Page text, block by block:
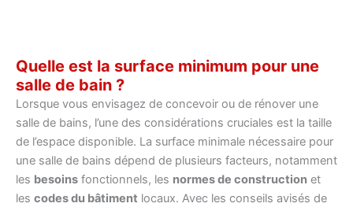
Quelle est la surface minimum pour une
salle de bain ?
Lorsque vous envisagez de concevoir ou de rénover une
salle de bains, l’une des considérations cruciales est la taille
de l’espace disponible. La surface minimale nécessaire pour
une salle de bains dépend de plusieurs facteurs, notamment
les besoins fonctionnels, les normes de construction et
les codes du bâtiment locaux. Avec les conseils avisés de